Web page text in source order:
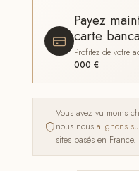
Payez
carte
Profitez de votre
000 €
Vous avez vu moins
nous nousalignons
sites basés en France.